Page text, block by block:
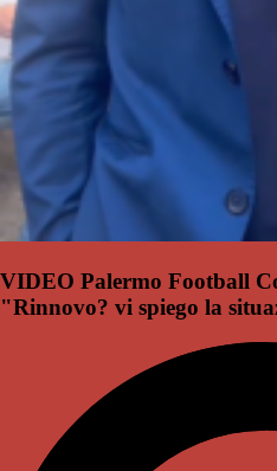
VIDEO Palermo Football
"Rinnovo? vi spiego la